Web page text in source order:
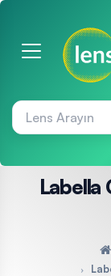
Labella